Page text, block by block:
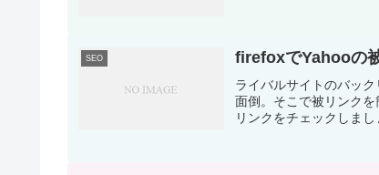
SEO firefoxでYahooの
ライバルサイトのバッ
面倒。そこで被リンク
リンクをチェックしまし